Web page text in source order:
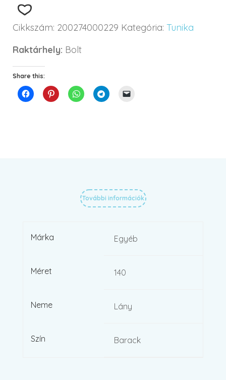
Cikkszám: 200274000229 Kategória: Tunika
Raktárhely: Bolt
Share this:
További információk
Márka Egyéb
Méret 140
Neme Lány
Szín Barack